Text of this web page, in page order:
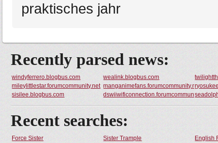
praktisches jahr
Recently parsed news:
windyferrero.blogbus.com wealink.blogbus.com
mileylittlestar.forumcommunity.net manganimefans.forumcommunity.net
sisilee.blogbus.com
dswiiwificonnection.forumcommunity.net
Recent searches:
Force Sister Sister Trample
English